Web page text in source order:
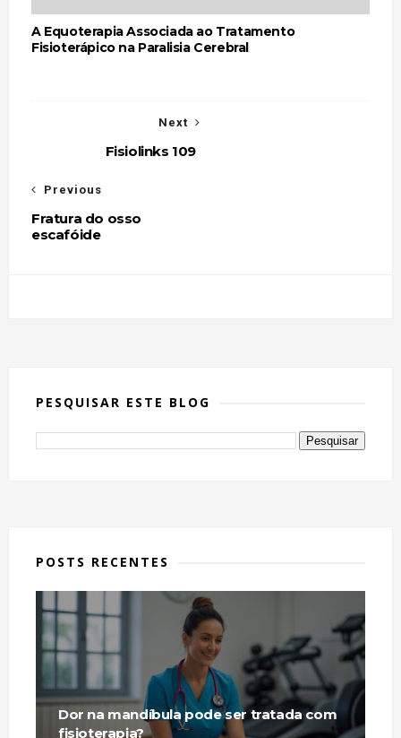
A Equoterapia Associada ao Tratamento
Fisioterápico na Paralisia Cerebral
Next
Fisiolinks 109
Previous
Fratura do osso
escafóide
PESQUISAR ESTE BLOG
POSTS RECENTES
Dor na mandíbula pode ser tratada com
fisioterapia?